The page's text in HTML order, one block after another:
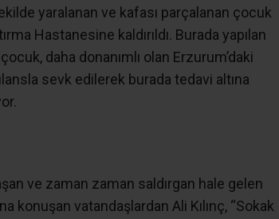
yaralanan ve kafası parçalanan çocuk
Hastanesine kaldırıldı. Burada yapılan
daha donanımlı olan Erzurum’daki
sevk edilerek burada tedavi altına
ve zaman zaman saldırgan hale gelen
vatandaşlardan Ali Kılınç, “Sokak